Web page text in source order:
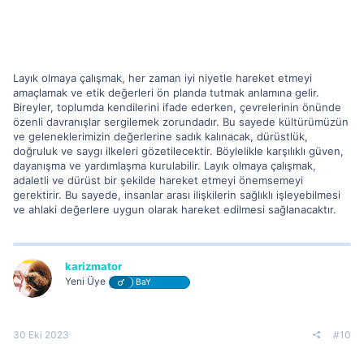
Layık olmaya çalışmak, her zaman iyi niyetle hareket etmeyi
amaçlamak ve etik değerleri ön planda tutmak anlamına gelir.
Bireyler, toplumda kendilerini ifade ederken, çevrelerinin önünde
özenli davranışlar sergilemek zorundadır. Bu sayede kültürümüzün
ve geleneklerimizin değerlerine sadık kalınacak, dürüstlük,
doğruluk ve saygı ilkeleri gözetilecektir. Böylelikle karşılıklı güven,
dayanışma ve yardımlaşma kurulabilir. Layık olmaya çalışmak,
adaletli ve dürüst bir şekilde hareket etmeyi önemsemeyi
gerektirir. Bu sayede, insanlar arası ilişkilerin sağlıklı işleyebilmesi
ve ahlaki değerlere uygun olarak hareket edilmesi sağlanacaktır.
karizmator
Yeni Üye BaY
30 Eki 2023 #10